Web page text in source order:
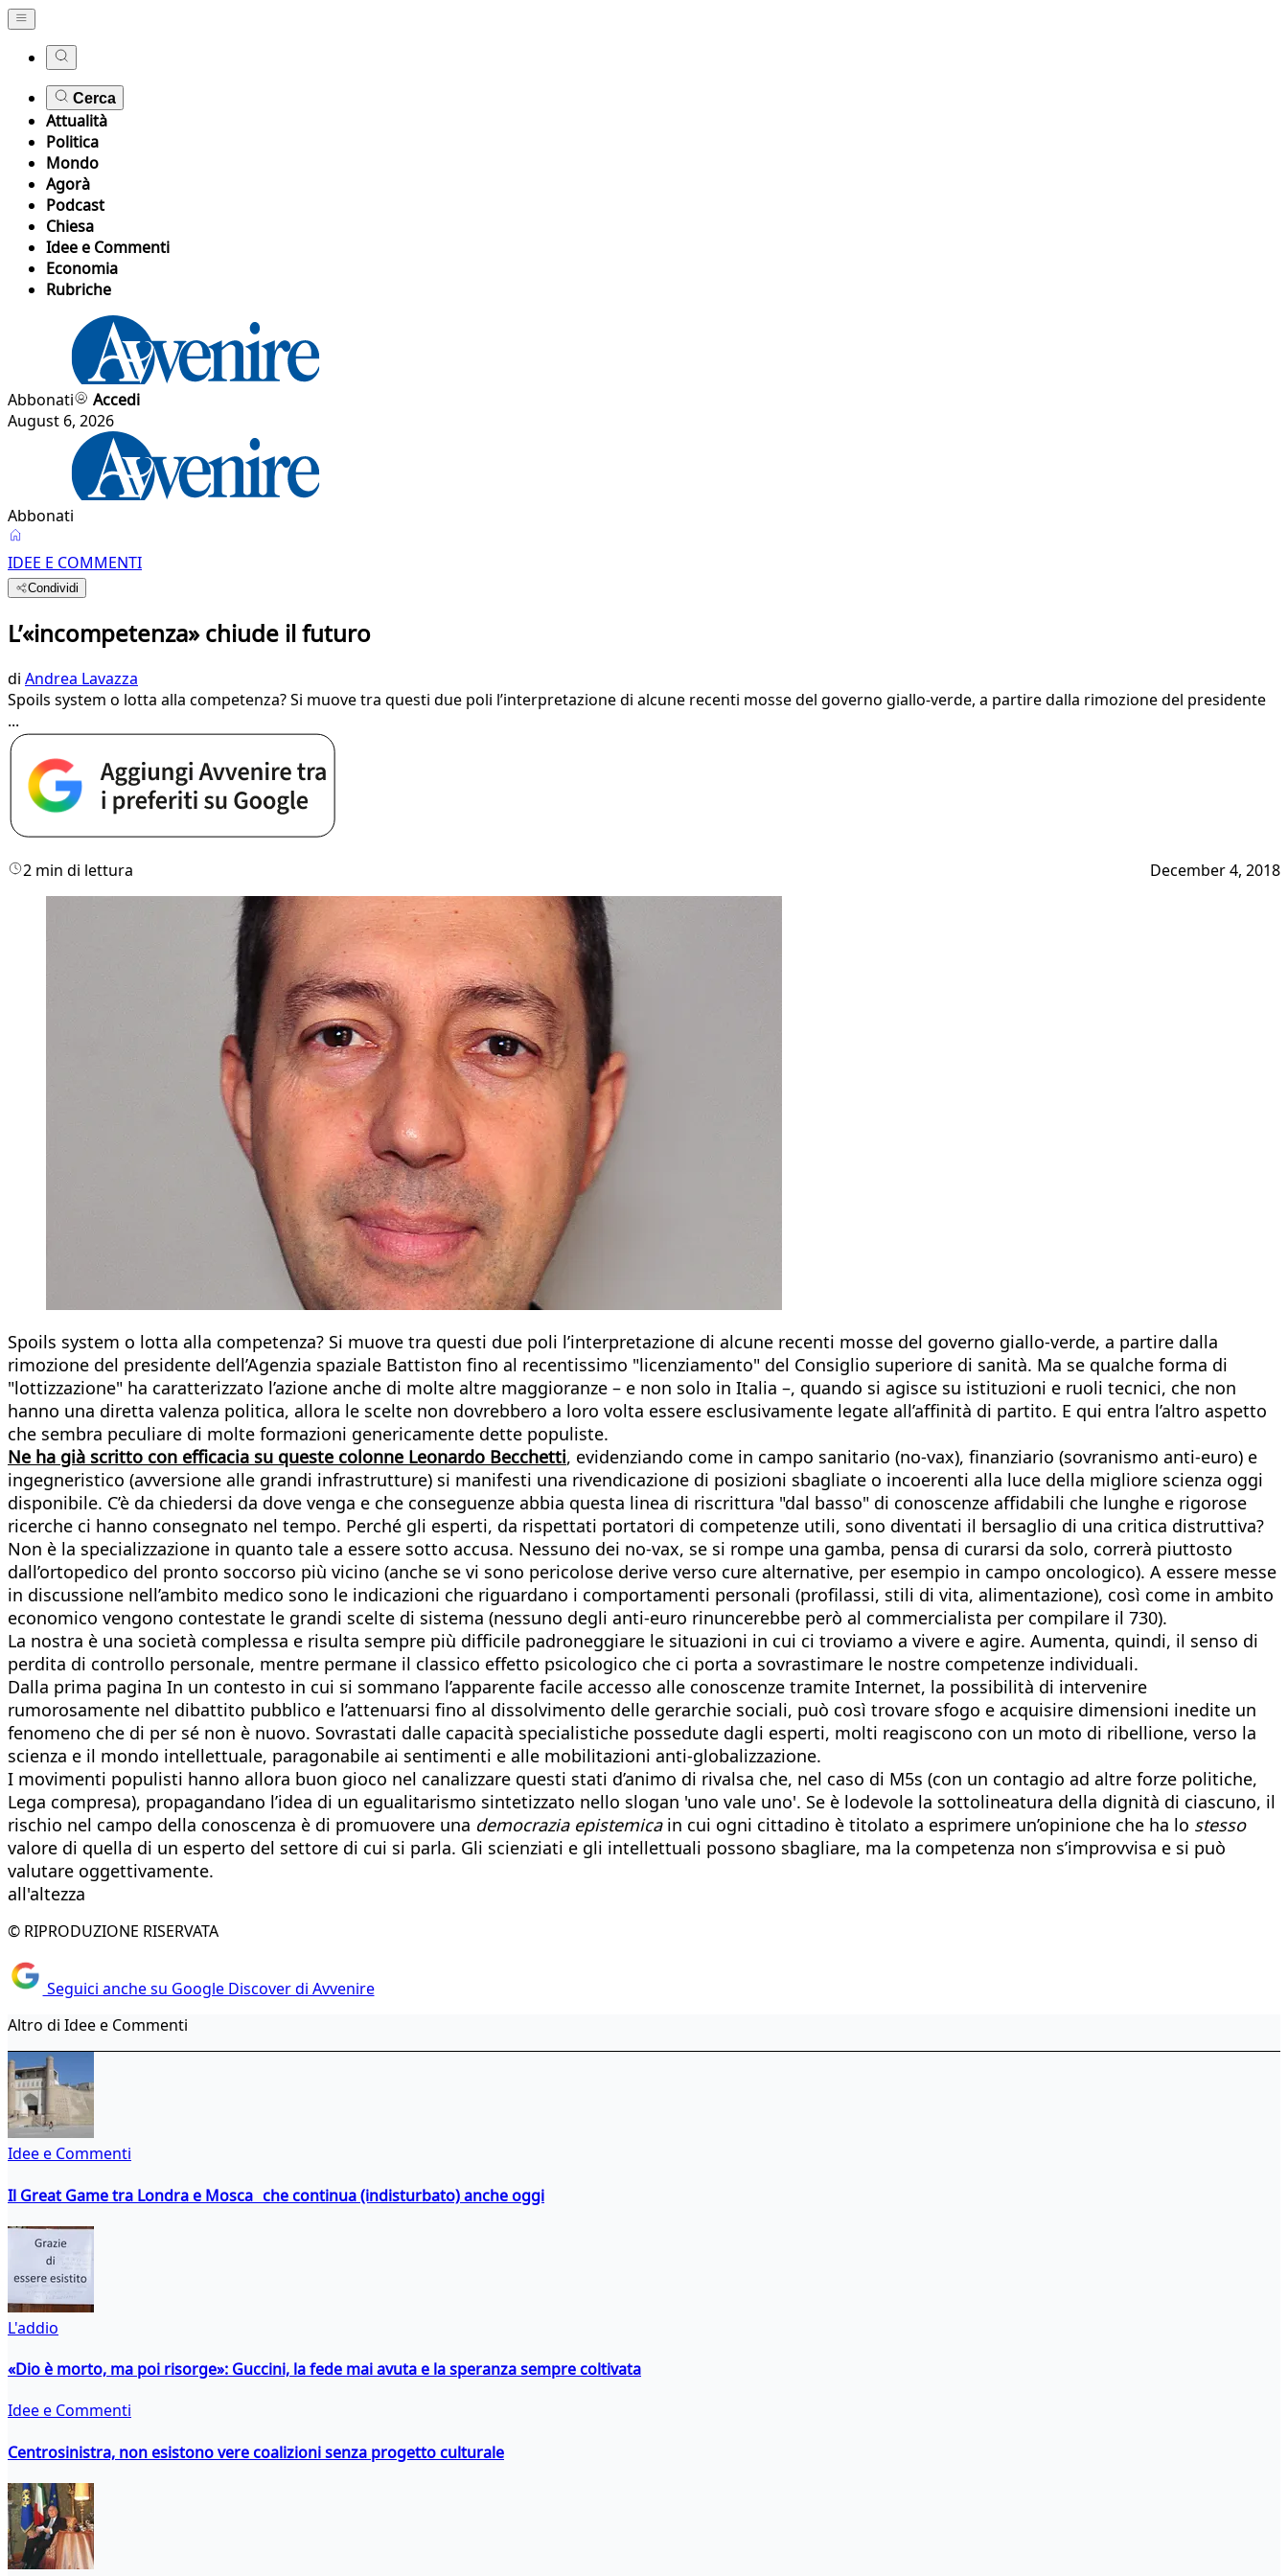
Cerca
Attualità
Politica
Mondo
Agorà
Podcast
Chiesa
Idee e Commenti
Economia
Rubriche
Abbonati
Accedi
August 6, 2026
Abbonati
IDEE E COMMENTI
Condividi
L’«incompetenza» chiude il futuro
di Andrea Lavazza
Spoils system o lotta alla competenza? Si muove tra questi due poli l’interpretazione di alcune recenti mosse del governo giallo-verde, a partire dalla rimozione del presidente
...
2 min di lettura December 4, 2018
Spoils system o lotta alla competenza? Si muove tra questi due poli l’interpretazione di alcune recenti mosse del governo giallo-verde, a partire dalla
rimozione del presidente dell’Agenzia spaziale Battiston fino al recentissimo "licenziamento" del Consiglio superiore di sanità. Ma se qualche forma di
"lottizzazione" ha caratterizzato l’azione anche di molte altre maggioranze – e non solo in Italia –, quando si agisce su istituzioni e ruoli tecnici, che non
hanno una diretta valenza politica, allora le scelte non dovrebbero a loro volta essere esclusivamente legate all’affinità di partito. E qui entra l’altro aspetto
che sembra peculiare di molte formazioni genericamente dette populiste.
Ne ha già scritto con efficacia su queste colonne Leonardo Becchetti, evidenziando come in campo sanitario (no-vax), finanziario (sovranismo anti-euro) e
ingegneristico (avversione alle grandi infrastrutture) si manifesti una rivendicazione di posizioni sbagliate o incoerenti alla luce della migliore scienza oggi
disponibile. C’è da chiedersi da dove venga e che conseguenze abbia questa linea di riscrittura "dal basso" di conoscenze affidabili che lunghe e rigorose
ricerche ci hanno consegnato nel tempo. Perché gli esperti, da rispettati portatori di competenze utili, sono diventati il bersaglio di una critica distruttiva?
Non è la specializzazione in quanto tale a essere sotto accusa. Nessuno dei no-vax, se si rompe una gamba, pensa di curarsi da solo, correrà piuttosto
dall’ortopedico del pronto soccorso più vicino (anche se vi sono pericolose derive verso cure alternative, per esempio in campo oncologico). A essere messe
in discussione nell’ambito medico sono le indicazioni che riguardano i comportamenti personali (profilassi, stili di vita, alimentazione), così come in ambito
economico vengono contestate le grandi scelte di sistema (nessuno degli anti-euro rinuncerebbe però al commercialista per compilare il 730).
La nostra è una società complessa e risulta sempre più difficile padroneggiare le situazioni in cui ci troviamo a vivere e agire. Aumenta, quindi, il senso di
perdita di controllo personale, mentre permane il classico effetto psicologico che ci porta a sovrastimare le nostre competenze individuali.
Dalla prima pagina In un contesto in cui si sommano l’apparente facile accesso alle conoscenze tramite Internet, la possibilità di intervenire
rumorosamente nel dibattito pubblico e l’attenuarsi fino al dissolvimento delle gerarchie sociali, può così trovare sfogo e acquisire dimensioni inedite un
fenomeno che di per sé non è nuovo. Sovrastati dalle capacità specialistiche possedute dagli esperti, molti reagiscono con un moto di ribellione, verso la
scienza e il mondo intellettuale, paragonabile ai sentimenti e alle mobilitazioni anti-globalizzazione.
I movimenti populisti hanno allora buon gioco nel canalizzare questi stati d’animo di rivalsa che, nel caso di M5s (con un contagio ad altre forze politiche,
Lega compresa), propagandano l’idea di un egualitarismo sintetizzato nello slogan 'uno vale uno'. Se è lodevole la sottolineatura della dignità di ciascuno, il
rischio nel campo della conoscenza è di promuovere una democrazia epistemicain cui ogni cittadino è titolato a esprimere un’opinione che ha lo stesso
valore di quella di un esperto del settore di cui si parla. Gli scienziati e gli intellettuali possono sbagliare, ma la competenza non s’improvvisa e si può
valutare oggettivamente.
all'altezza
© RIPRODUZIONE RISERVATA
Seguici anche su Google Discover di Avvenire
Altro di Idee e Commenti
Idee e Commenti
Il Great Game tra Londra e Mosca che continua (indisturbato) anche oggi
L'addio
«Dio è morto, ma poi risorge»: Guccini, la fede mai avuta e la speranza sempre coltivata
Idee e Commenti
Centrosinistra, non esistono vere coalizioni senza progetto culturale